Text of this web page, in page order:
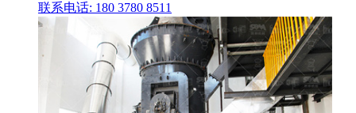
联系电话: 180 3780 8511